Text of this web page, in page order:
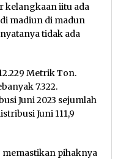
kelangkaan iitu ada
madiun di madun
tidak ada
Metrik Ton.
7.322.
Juni 2023 sejumlah
Juni 111,9
memastikan pihaknya